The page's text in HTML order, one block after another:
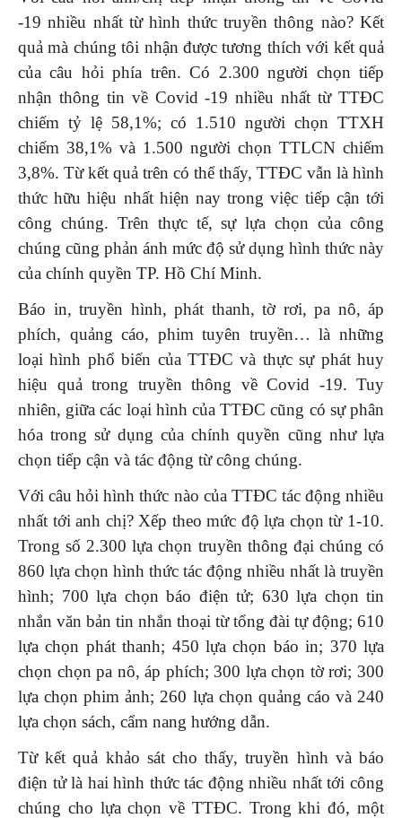
-19 nhiều nhất từ hình thức truyền thông nào? Kết
quả mà chúng tôi nhận được tương thích với kết quả
của câu hỏi phía trên. Có 2.300 người chọn tiếp
nhận thông tin về Covid -19 nhiều nhất từ TTĐC
chiếm tỷ lệ 58,1%; có 1.510 người chọn TTXH
chiếm 38,1% và 1.500 người chọn TTLCN chiếm
3,8%. Từ kết quả trên có thể thấy, TTĐC vẫn là hình
thức hữu hiệu nhất hiện nay trong việc tiếp cận tới
công chúng. Trên thực tế, sự lựa chọn của công
chúng cũng phản ánh mức độ sử dụng hình thức này
của chính quyền TP. Hồ Chí Minh.
Báo in, truyền hình, phát thanh, tờ rơi, pa nô, áp
phích, quảng cáo, phim tuyên truyền… là những
loại hình phổ biến của TTĐC và thực sự phát huy
hiệu quả trong truyền thông về Covid -19. Tuy
nhiên, giữa các loại hình của TTĐC cũng có sự phân
hóa trong sử dụng của chính quyền cũng như lựa
chọn tiếp cận và tác động từ công chúng.
Với câu hỏi hình thức nào của TTĐC tác động nhiều
nhất tới anh chị? Xếp theo mức độ lựa chọn từ 1-10.
Trong số 2.300 lựa chọn truyền thông đại chúng có
860 lựa chọn hình thức tác động nhiều nhất là truyền
hình; 700 lựa chọn báo điện tử; 630 lựa chọn tin
nhắn văn bản tin nhắn thoại từ tổng đài tự động; 610
lựa chọn phát thanh; 450 lựa chọn báo in; 370 lựa
chọn chọn pa nô, áp phích; 300 lựa chọn tờ rơi; 300
lựa chọn phim ảnh; 260 lựa chọn quảng cáo và 240
lựa chọn sách, cẩm nang hướng dẫn.
Từ kết quả khảo sát cho thấy, truyền hình và báo
điện tử là hai hình thức tác động nhiều nhất tới công
chúng cho lựa chọn về TTĐC. Trong khi đó, một